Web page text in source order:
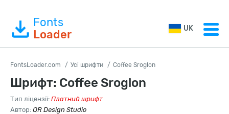
Fonts
Loader
UK
FontsLoader.com Усі шрифти Coffee Sroglon
Шрифт: Coffee Sroglon
Тип ліцензії: Платний шрифт
Автор: QR Design Studio